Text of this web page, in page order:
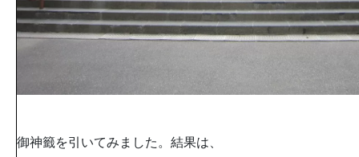
御神籤を引いてみました。結果は、